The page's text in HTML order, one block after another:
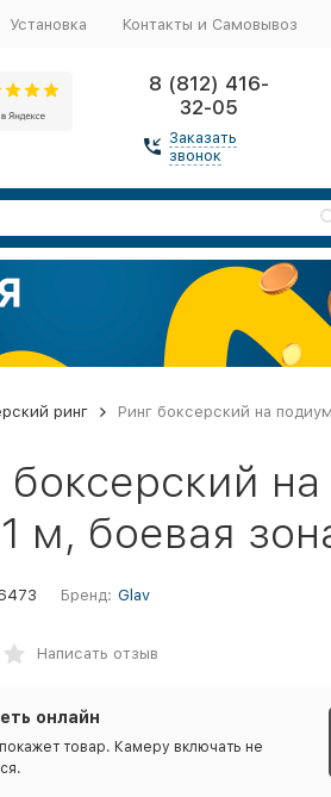
Установка Контакты и Самовывоз
8 (812) 416-
32-05
Заказать
звонок
ринг Ринг боксерский на
боксерский
м, боевая
Бренд: Glav
Написать отзыв
онлайн
товар. Камеру включать не